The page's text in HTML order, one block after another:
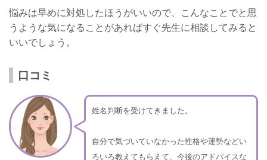
悩みは早めに対処したほうがいいので、こんなことでと思
うような気になることがあればすぐ先生に相談してみると
いいでしょう。
口コミ
姓名判断を受けてきました。
自分で気づいていなかった性格や運勢などい
ろいろ教えてもらえて、今後のアドバイスな